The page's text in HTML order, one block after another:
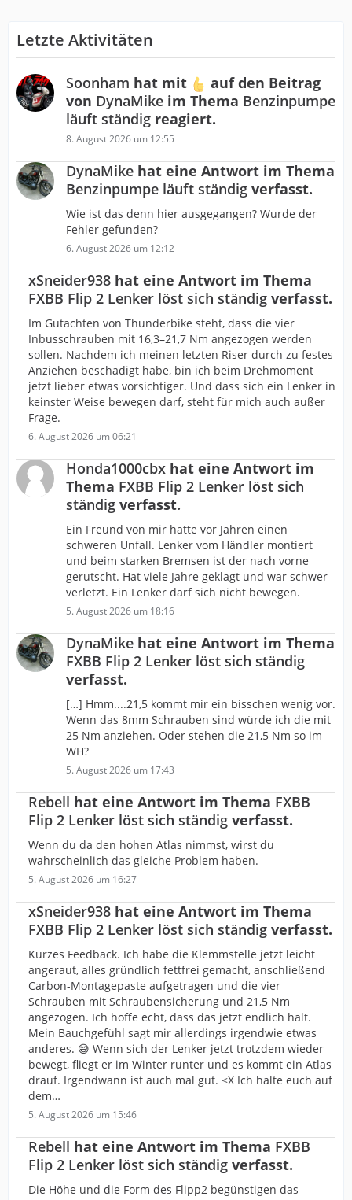
Letzte Aktivitäten
Soonham hat mit
auf den Beitrag
von DynaMike im Thema Benzinpumpe
läuft ständig reagiert.
8. August 2026 um 12:55
DynaMike hat eine Antwort im Thema
Benzinpumpe läuft ständig verfasst.
Wie ist das denn hier ausgegangen? Wurde der
Fehler gefunden?
6. August 2026 um 12:12
xSneider938 hat eine Antwort im Thema
FXBB Flip 2 Lenker löst sich ständig verfasst.
Im Gutachten von Thunderbike steht, dass die vier
Inbusschrauben mit 16,3–21,7 Nm angezogen werden
sollen. Nachdem ich meinen letzten Riser durch zu festes
Anziehen beschädigt habe, bin ich beim Drehmoment
jetzt lieber etwas vorsichtiger. Und dass sich ein Lenker in
keinster Weise bewegen darf, steht für mich auch außer
Frage.
6. August 2026 um 06:21
Honda1000cbx hat eine Antwort im
Thema FXBB Flip 2 Lenker löst sich
ständig verfasst.
Ein Freund von mir hatte vor Jahren einen
schweren Unfall. Lenker vom Händler montiert
und beim starken Bremsen ist der nach vorne
gerutscht. Hat viele Jahre geklagt und war schwer
verletzt. Ein Lenker darf sich nicht bewegen.
5. August 2026 um 18:16
DynaMike hat eine Antwort im Thema
FXBB Flip 2 Lenker löst sich ständig
verfasst.
[…] Hmm....21,5 kommt mir ein bisschen wenig vor.
Wenn das 8mm Schrauben sind würde ich die mit
25 Nm anziehen. Oder stehen die 21,5 Nm so im
WH?
5. August 2026 um 17:43
Rebell hat eine Antwort im Thema FXBB
Flip 2 Lenker löst sich ständig verfasst.
Wenn du da den hohen Atlas nimmst, wirst du
wahrscheinlich das gleiche Problem haben.
5. August 2026 um 16:27
xSneider938 hat eine Antwort im Thema
FXBB Flip 2 Lenker löst sich ständig verfasst.
Kurzes Feedback. Ich habe die Klemmstelle jetzt leicht
angeraut, alles gründlich fettfrei gemacht, anschließend
Carbon-Montagepaste aufgetragen und die vier
Schrauben mit Schraubensicherung und 21,5 Nm
angezogen. Ich hoffe echt, dass das jetzt endlich hält.
Mein Bauchgefühl sagt mir allerdings irgendwie etwas
anderes. 😅 Wenn sich der Lenker jetzt trotzdem wieder
bewegt, fliegt er im Winter runter und es kommt ein Atlas
drauf. Irgendwann ist auch mal gut. <X Ich halte euch auf
dem…
5. August 2026 um 15:46
Rebell hat eine Antwort im Thema FXBB
Flip 2 Lenker löst sich ständig verfasst.
Die Höhe und die Form des Flipp2 begünstigen das